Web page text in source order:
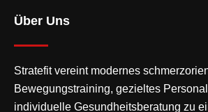
Über Uns
Stratefit vereint modernes
Bewegungstraining, gezieltes
individuelle Gesundheitsberatung zu